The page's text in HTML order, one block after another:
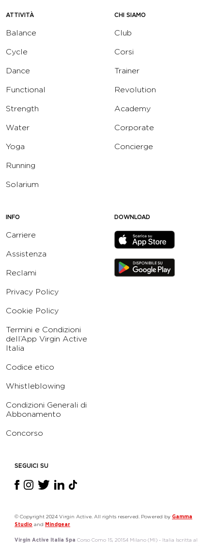
ATTIVITÀ
Balance
Cycle
Dance
Functional
Strength
Water
Yoga
Running
Solarium
CHI SIAMO
Club
Corsi
Trainer
Revolution
Academy
Corporate
Concierge
INFO
Carriere
Assistenza
Reclami
Privacy Policy
Cookie Policy
Termini e Condizioni
dell’App Virgin Active
Italia
Codice etico
Whistleblowing
Condizioni Generali di
Abbonamento
Concorso
DOWNLOAD
SEGUICI SU
© Copyright 2024 Virgin Active. All rights reserved. Powered by Gamma
Studio and Mindgear
Virgin Active Italia Spa Corso Como 15, 20154 Milano (MI) - Italia Iscritta al